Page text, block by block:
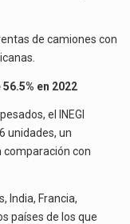
de camiones con
en 2022
el INEGI
unidades, un
comparación con
India, Francia,
países de los que